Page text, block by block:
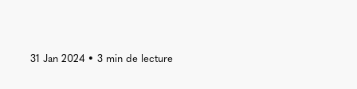
31 Jan 2024• 3 min de lecture